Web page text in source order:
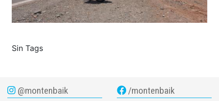
Sin Tags
@montenbaik /montenbaik